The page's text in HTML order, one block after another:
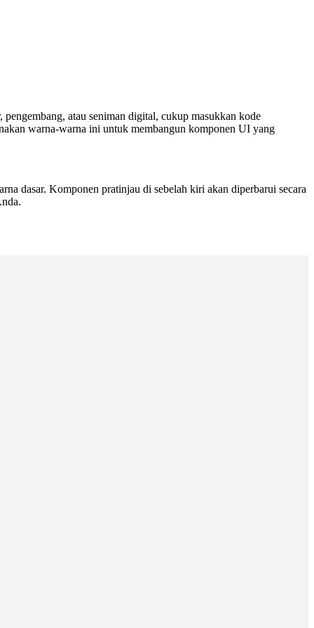
atau seniman digital, cukup masukkan kode
warna-warna ini untuk membangun komponen UI yang
dasar. Komponen pratinjau di sebelah kiri akan diperbarui secara